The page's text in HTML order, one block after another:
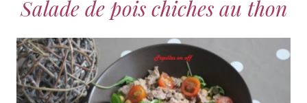
Salade de pois chiches au thon